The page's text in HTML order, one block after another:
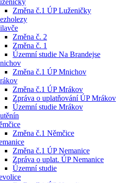
Změna č.1 ÚP Luženičky
Změna č. 2
Změna č. 1
Územní studie Na Brandejse
Změna č.1 ÚP Mnichov
Změna č.1 ÚP Mrákov
Zpráva o uplatňování ÚP Mrákov
Územní studie Mrákov
Změna č.1 Němčice
Změna č.1 ÚP Nemanice
Zpráva o uplat. ÚP Nemanice
Územní studie